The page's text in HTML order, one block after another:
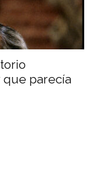
que parecía